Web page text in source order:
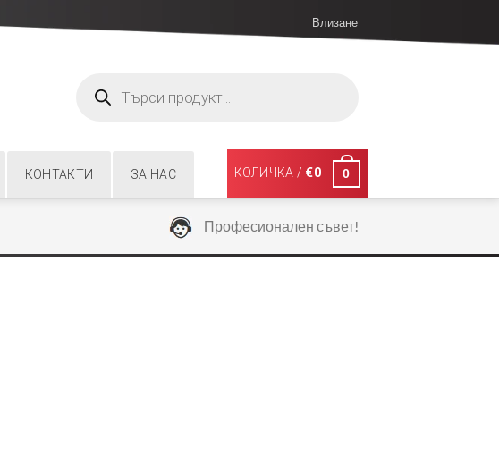
Влизане
search
КОНТАКТИ ЗА НАС КОЛИЧКА / €0 0
Професионален съвет!